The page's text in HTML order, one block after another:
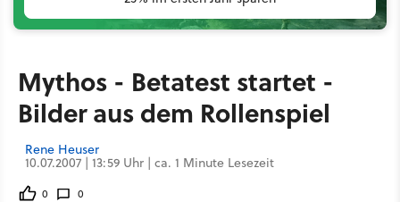
Mythos - Betatest startet -
Bilder aus dem Rollenspiel
Rene Heuser
10.07.2007 | 13:59 Uhr | ca. 1 Minute Lesezeit
0 0